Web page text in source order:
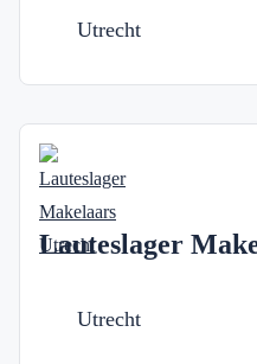
Utrecht
Lauteslager
Utrecht